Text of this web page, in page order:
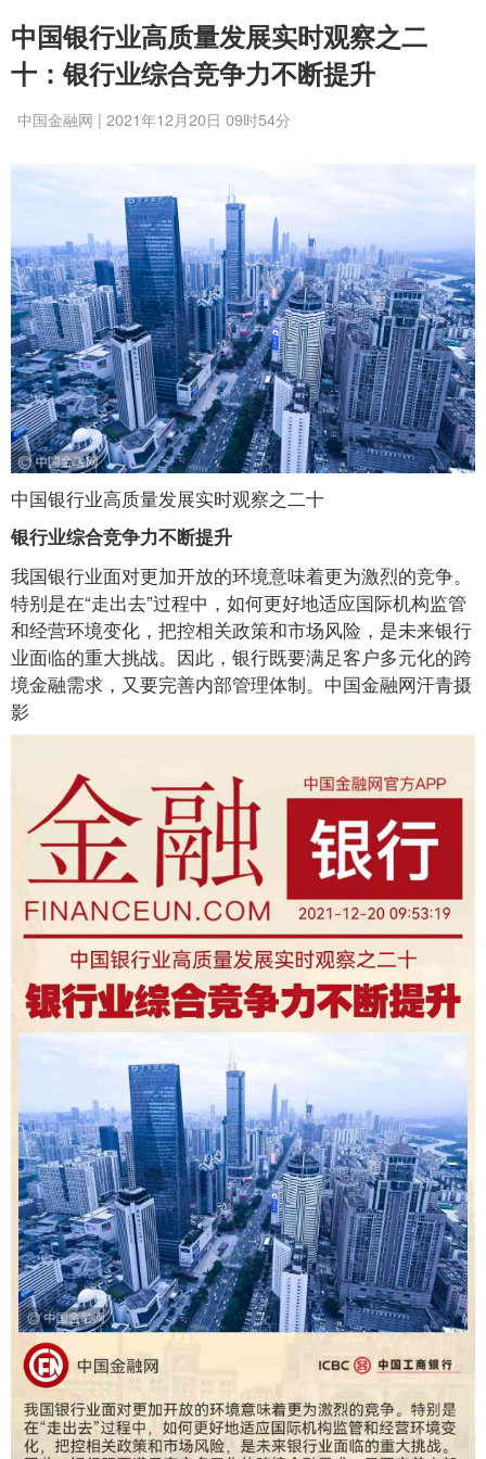
中国银行业高质量发展实时观察之二
十：银行业综合竞争力不断提升
中国金融网 | 2021年12月20日 09时54分
中国银行业高质量发展实时观察之二十
银行业综合竞争力不断提升
我国银行业面对更加开放的环境意味着更为激烈的竞争。
特别是在“走出去”过程中，如何更好地适应国际机构监管
和经营环境变化，把控相关政策和市场风险，是未来银行
业面临的重大挑战。因此，银行既要满足客户多元化的跨
境金融需求，又要完善内部管理体制。中国金融网汗青摄
影